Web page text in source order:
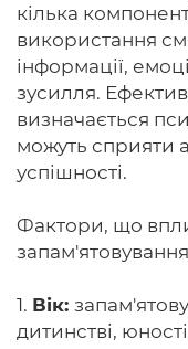
кілька
використання
інформації,
зусилля.
визначається
можуть сприяти
успішності.
Фактори, що
1. Вік:
дитинстві,